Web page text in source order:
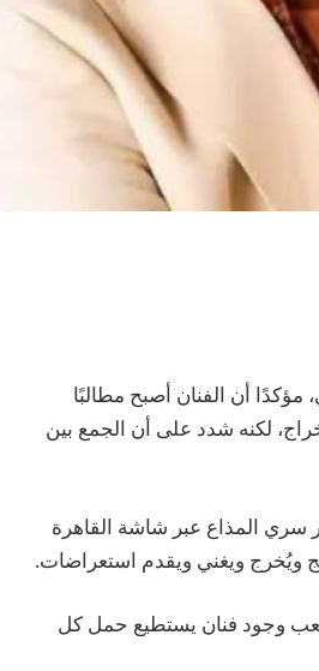
أن الفنان أصبح مطالبًا
لكنه شدد على أن الجمع بين
سري المذاع عبر شاشة القاهرة
ويُخرج ويغني ويقدم استعراضات.
وجود فنان يستطيع حمل كل